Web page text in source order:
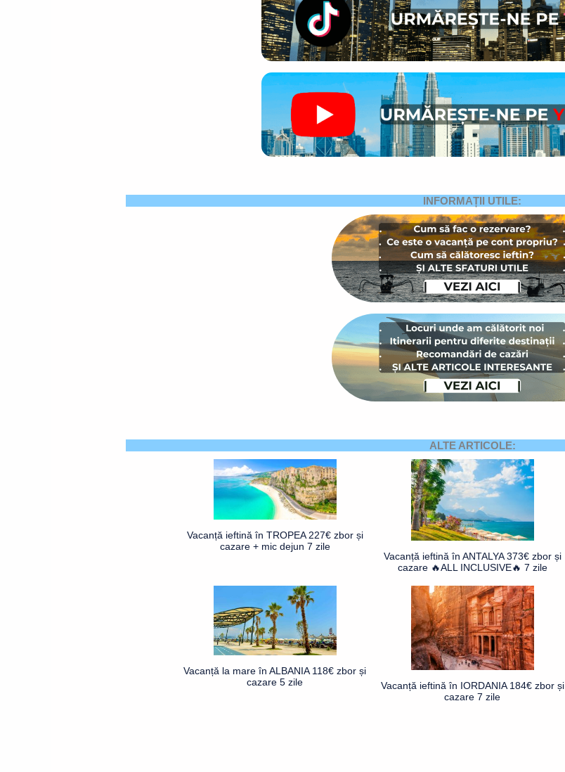
INFORMAȚII UTILE:
ALTE ARTICOLE:
Vacanță ieftină în TROPEA 227€ zbor și
cazare + mic dejun 7 zile
Vacanță ieftină în ANTALYA 373€ zbor și
cazare 🔥ALL INCLUSIVE🔥 7 zile
Vacanță la mare în ALBANIA 118€ zbor și
cazare 5 zile
Vacanță ieftină în IORDANIA 184€ zbor și
cazare 7 zile